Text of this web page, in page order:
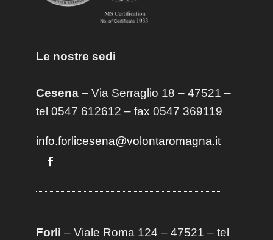
Le nostre sedi
Cesena– Via Serraglio 18 – 47521 –
tel 0547 612612 – fax 0547 369119
info.forlicesena@volontaromagna.it
Forlì – Viale Roma 124 – 47521 – tel